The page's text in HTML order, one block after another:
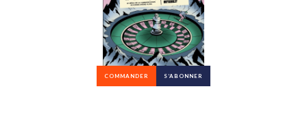
COMMANDER S’ABONNER